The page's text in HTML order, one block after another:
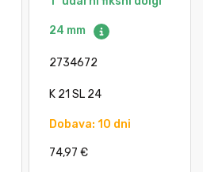
24 mm
2734672
K 21 SL 24
Dobava: 10 dni
74,97 €